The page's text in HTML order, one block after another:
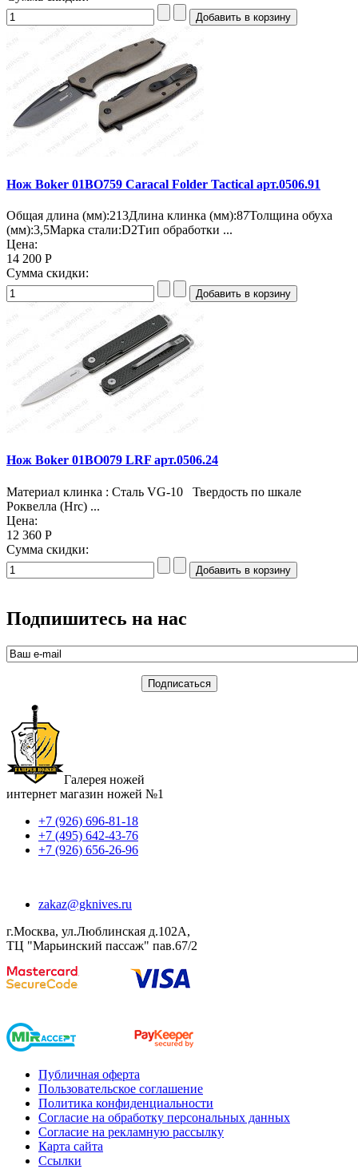
Нож Boker 01BO759 Caracal Folder Tactical арт.0506.91
Общая длина (мм):213Длина клинка (мм):87Толщина обуха
(мм):3,5Марка стали:D2Тип обработки ...
Цена:
14 200 Р
Сумма скидки:
Нож Boker 01BO079 LRF арт.0506.24
Материал клинка : Сталь VG-10 Твердость по шкале
Роквелла (Hrc) ...
Цена:
12 360 Р
Сумма скидки:
Подпишитесь на нас
Галерея ножей
интернет магазин ножей №1
+7 (926) 696-81-18
+7 (495) 642-43-76
+7 (926) 656-26-96
zakaz@gknives.ru
г.Москва, ул.Люблинская д.102А,
ТЦ "Марьинский пассаж" пав.67/2
Публичная оферта
Пользовательское соглашение
Политика конфиденциальности
Согласие на обработку персональных данных
Согласие на рекламную рассылку
Карта сайта
Ссылки